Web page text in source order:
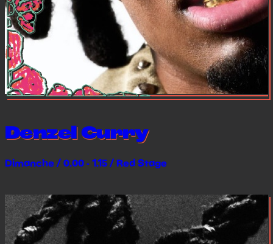
Denzel Curry
Dimanche / 0.00 - 1.15 / Red Stage